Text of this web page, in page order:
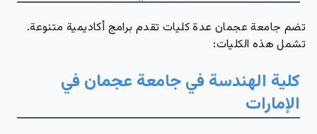
تضم جامعة عجمان عدة كليات تقدم برامج أكاديمية متنوعة.
تشمل هذه الكليات:
كلية الهندسة في جامعة عجمان في
الإمارات